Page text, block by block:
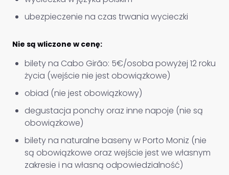
ubezpieczenie na czas trwania wycieczki
Nie są wliczone w cenę:
bilety na Cabo Girão: 5€/osoba powyżej 12 roku
życia (wejście nie jest obowiązkowe)
obiad (nie jest obowiązkowy)
degustacja ponchy oraz inne napoje (nie są
obowiązkowe)
bilety na naturalne baseny w Porto Moniz (nie
są obowiązkowe oraz wejście jest we własnym
zakresie i na własną odpowiedzialność)